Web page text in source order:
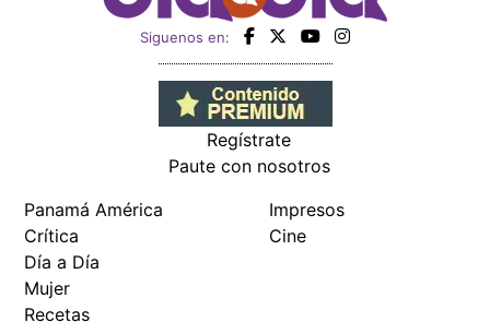
Siguenos en:
Regístrate
Paute con nosotros
Panamá América
Crítica
Día a Día
Mujer
Recetas
Impresos
Cine